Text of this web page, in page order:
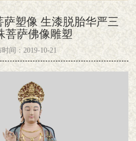
萨塑像 生漆脱胎华严三
菩萨佛像雕塑
时间：2019-10-21